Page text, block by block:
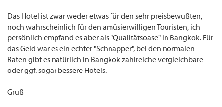
Das Hotel ist zwar weder etwas für den sehr preisbewußten,
noch wahrscheinlich für den amüsierwilligen Touristen, ich
persönlich empfand es aber als "Qualitätsoase" in Bangkok. Für
das Geld war es ein echter "Schnapper", bei den normalen
Raten gibt es natürlich in Bangkok zahlreiche vergleichbare
oder ggf. sogar bessere Hotels.
Gruß